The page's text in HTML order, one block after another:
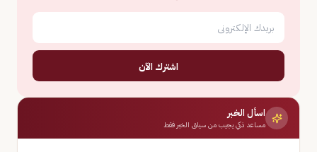
اشترك الآن
اسأل الخبر
مساعد ذكي يجيب من سياق الخبر فقط